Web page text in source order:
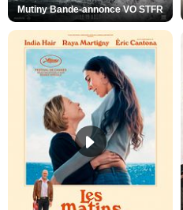
Mutiny Bande-annonce VO STFR